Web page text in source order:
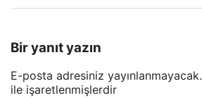
Bir yanıt yazın
E-posta adresiniz yayınlanmayacak.
ile işaretlenmişlerdir